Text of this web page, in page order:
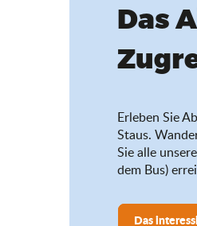
Das
Erleben Sie
Staus.
Sie alle
dem Bus)
Das